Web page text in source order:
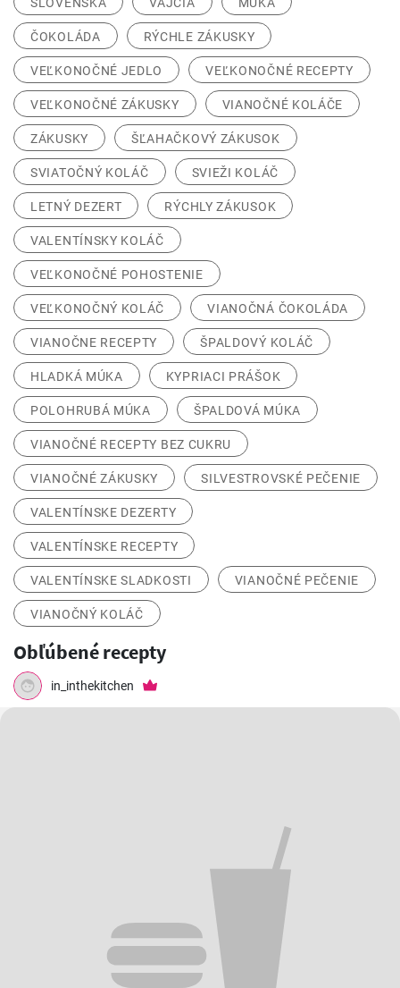
SLOVENSKÁ VAJCIA MÚKA
ČOKOLÁDA RÝCHLE ZÁKUSKY
VEĽKONOČNÉ JEDLO VEĽKONOČNÉ RECEPTY
VEĽKONOČNÉ ZÁKUSKY VIANOČNÉ KOLÁČE
ZÁKUSKY ŠĽAHAČKOVÝ ZÁKUSOK
SVIATOČNÝ KOLÁČ SVIEŽI KOLÁČ
LETNÝ DEZERT RÝCHLY ZÁKUSOK
VALENTÍNSKY KOLÁČ
VEĽKONOČNÉ POHOSTENIE
VEĽKONOČNÝ KOLÁČ VIANOČNÁ ČOKOLÁDA
VIANOČNE RECEPTY ŠPALDOVÝ KOLÁČ
HLADKÁ MÚKA KYPRIACI PRÁŠOK
POLOHRUBÁ MÚKA ŠPALDOVÁ MÚKA
VIANOČNÉ RECEPTY BEZ CUKRU
VIANOČNÉ ZÁKUSKY SILVESTROVSKÉ PEČENIE
VALENTÍNSKE DEZERTY
VALENTÍNSKE RECEPTY
VALENTÍNSKE SLADKOSTI VIANOČNÉ PEČENIE
VIANOČNÝ KOLÁČ
Obľúbené recepty
in_inthekitchen